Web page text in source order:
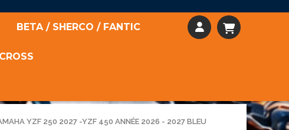
BETA / SHERCO / FANTIC
YZF 250 2027 -YZF 450 ANNÉE 2026 - 2027 BLEU